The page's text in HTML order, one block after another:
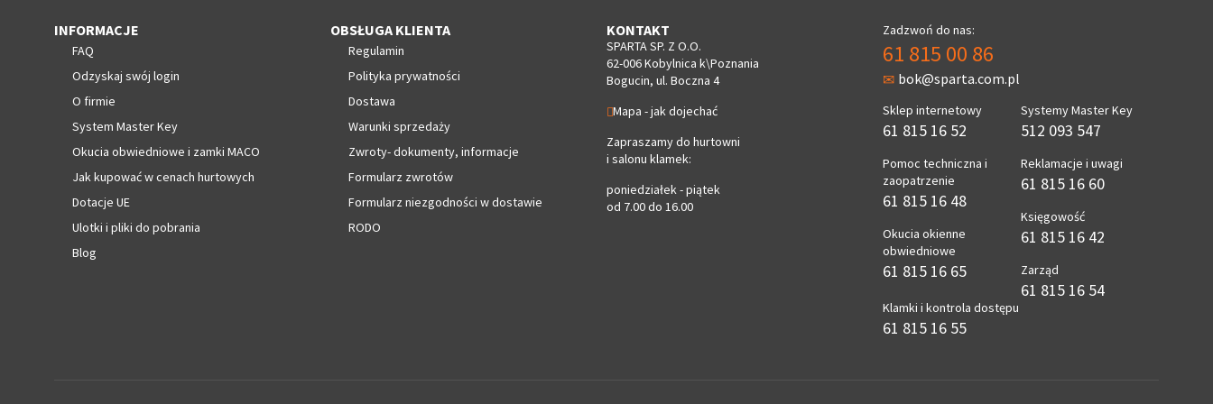
INFORMACJE
FAQ
Odzyskaj swój login
O firmie
System Master Key
Okucia obwiedniowe i zamki MACO
Jak kupować w cenach hurtowych
Dotacje UE
Ulotki i pliki do pobrania
Blog
OBSŁUGA KLIENTA
Regulamin
Polityka prywatności
Dostawa
Warunki sprzedaży
Zwroty- dokumenty, informacje
Formularz zwrotów
Formularz niezgodności w dostawie
RODO
KONTAKT
SPARTA SP. Z O.O.
62-006 Kobylnica k\Poznania
Bogucin, ul. Boczna 4
Mapa - jak dojechać
Zapraszamy do hurtowni
i salonu klamek:
poniedziałek - piątek
od 7.00 do 16.00
Zadzwoń do nas:
61 815 00 86
bok@sparta.com.pl
Sklep internetowy
61 815 16 52
Pomoc techniczna i
zaopatrzenie
61 815 16 48
Okucia okienne
obwiedniowe
61 815 16 65
Klamki i kontrola dostępu
61 815 16 55
Systemy Master Key
512 093 547
Reklamacje i uwagi
61 815 16 60
Księgowość
61 815 16 42
Zarząd
61 815 16 54